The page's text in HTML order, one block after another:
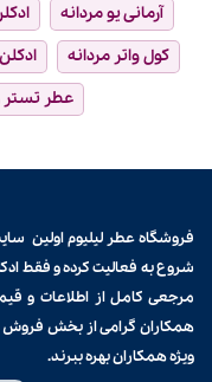
آرمانی یو مردانه
کول واتر مردانه
عطر تستر
فروشگاه عطر لیلیوم اولین
شروع به فعالیت کرده و فقط
مرجعی کامل از اطلاعات و
همکاران گرامی از بخش فروش
ویژه همکاران بهره ببرند.